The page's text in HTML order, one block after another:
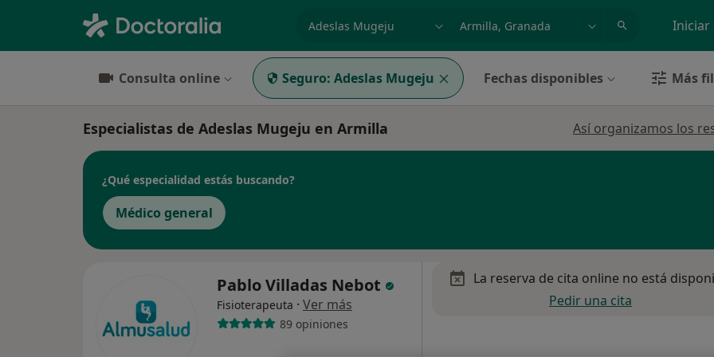
Iniciar
Consulta online Seguro: Adeslas Mugeju Fechas disponibles Más
Especialistas de Adeslas Mugeju en Armilla Así organizamos los
¿Qué especialidad estás buscando?
Médico general
Pablo Villadas Nebot
Fisioterapeuta · Ver más
89 opiniones
La reserva de cita online no está
Pedir una cita